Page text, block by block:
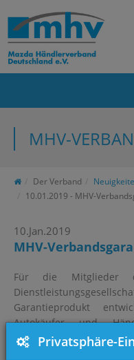
Privatsphäre-
MHV-
Der Verband
10.01.2019 - MHV-
10.Jan.2019
MHV-
Für die Mitglieder
Garantieprodukt
Autokäufer und
umfassendes
gezielt ihre